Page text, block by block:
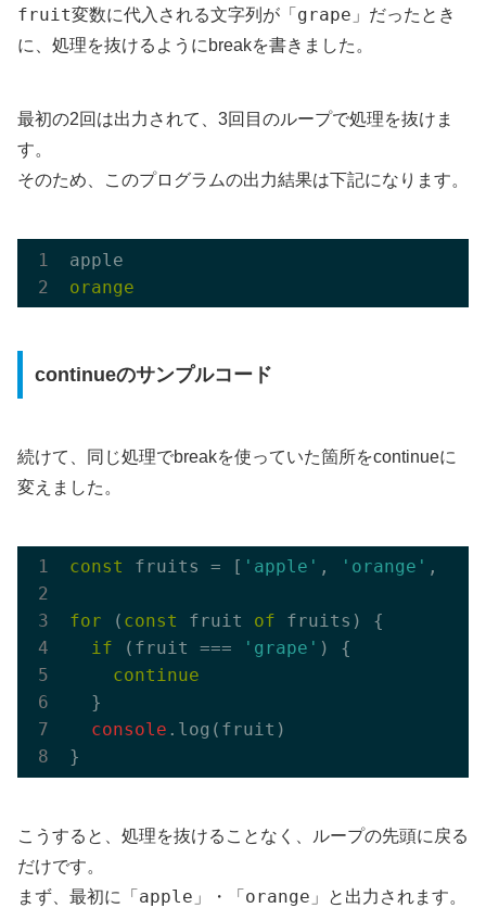
fruit変数に代入される文字列が「 grape 」だったとき
に、処理を抜けるようにbreakを書きました。
最初の2回は出力されて、3回目のループで処理を抜けま
す。
そのため、このプログラムの出力結果は下記になります。
continueのサンプルコード
続けて、同じ処理でbreakを使っていた箇所をcontinueに
変えました。
const fruits = [ 'apple' , 'orange' ,
for ( const fruit of fruits) {
if (fruit === 'grape' ) {
continue
  }
console .log(fruit)
こうすると、処理を抜けることなく、ループの先頭に戻る
だけです。
まず、最初に「 apple 」・「 orange 」と出力されます。